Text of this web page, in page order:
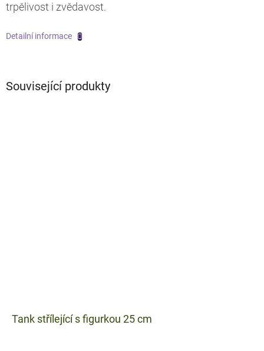
trpělivost i zvědavost.
Detailní informace
Související produkty
Tank střílející s figurkou 25 cm